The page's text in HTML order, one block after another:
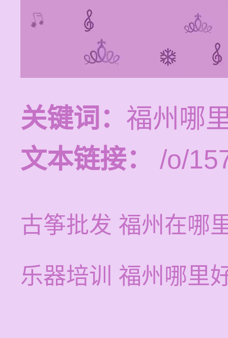
关键词： 福州哪
文本链接：
/o/
古筝批发 福州在哪
乐器培训 福州哪里